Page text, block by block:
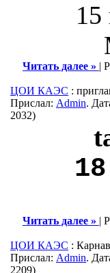
15
Читать далее » |
ЦОИ КАЭС :
Прислал: Admin.
2032)
Читать далее » |
ЦОИ КАЭС :
Прислал: Admin.
2209)